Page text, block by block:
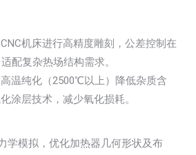
CNC机床进行高精度雕刻，公差控制在
配复杂热场结构需求。
高温纯化（2500℃以上）降低杂质含
涂层技术，减少氧化损耗。
学模拟，优化加热器几何形状及布